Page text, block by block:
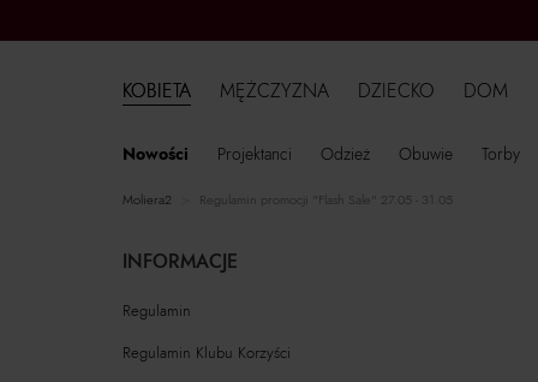
KOBIETA
Nowości Projektanci Odzież Obuwie Torby
MĘŻCZYZNA DZIECKO DOM
moliera2 Regulamin promocji "Flash Sale" 27.05 - 31.05
INFORMACJE
Regulamin
Regulamin Klubu Korzyści